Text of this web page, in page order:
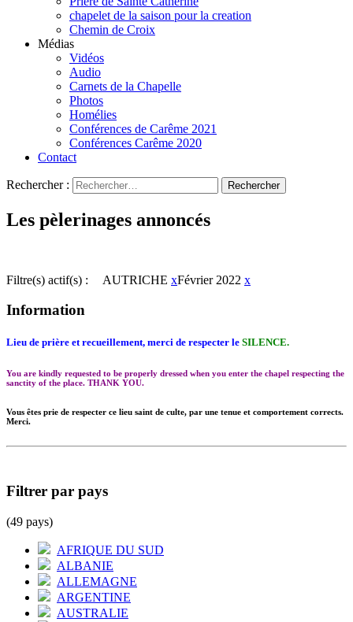
chapelet de la saison pour la creation
Chemin de Croix
Médias
Vidéos
Audio
Carnets de la Chapelle
Photos
Homélies
Conférences de Carême 2021
Conférences Carême 2020
Contact
Rechercher :
Les pèlerinages annoncés
Filtre(s) actif(s) : AUTRICHE xFévrier 2022 x
Information
Lieu de prière et recueillement, merci de respecter le SILENCE.
You are kindly requested to be properly dressed when you enter the chapel respecting the
sanctity of the place. THANK YOU.
Vous êtes prie de respecter ce lieu saint de culte, par une tenue et comportement corrects.
Merci.
Filtrer par pays
(49 pays)
AFRIQUE DU SUD
ALBANIE
ALLEMAGNE
ARGENTINE
AUSTRALIE